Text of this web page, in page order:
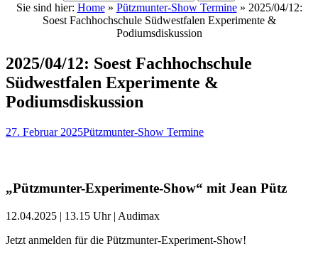
Sie sind hier: Home» Pützmunter-Show Termine» 2025/04/12:
Soest Fachhochschule Südwestfalen Experimente &
Podiumsdiskussion
2025/04/12: Soest Fachhochschule
Südwestfalen Experimente &
Podiumsdiskussion
27. Februar 2025Pützmunter-Show Termine
„Pützmunter-Experimente-Show“ mit Jean Pütz
12.04.2025 | 13.15 Uhr | Audimax
Jetzt anmelden für die Pützmunter-Experiment-Show!